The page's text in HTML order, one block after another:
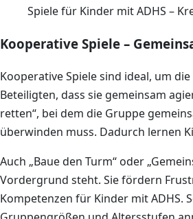
Spiele für Kinder mit ADHS –
Kooperative Spiele –
Kooperative Spiele sind ideal, um
Beteiligten, dass sie gemeinsam
retten“, bei dem die Gruppe
überwinden muss. Dadurch lernen
Auch „Baue den Turm“ oder
Vordergrund steht. Sie fördern
Kompetenzen für Kinder mit ADHS.